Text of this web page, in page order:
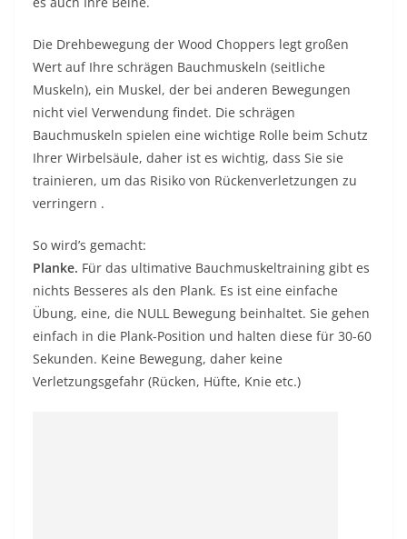
Die Drehbewegung der Wood Choppers legt großen
Wert auf Ihre schrägen Bauchmuskeln (seitliche
Muskeln), ein Muskel, der bei anderen Bewegungen
nicht viel Verwendung findet. Die schrägen
Bauchmuskeln spielen eine wichtige Rolle beim Schutz
Ihrer Wirbelsäule, daher ist es wichtig, dass Sie sie
trainieren, um das Risiko von Rückenverletzungen zu
verringern .
So wird’s gemacht:
Planke. Für das ultimative Bauchmuskeltraining gibt es
nichts Besseres als den Plank. Es ist eine einfache
Übung, eine, die NULL Bewegung beinhaltet. Sie gehen
einfach in die Plank-Position und halten diese für 30-60
Sekunden. Keine Bewegung, daher keine
Verletzungsgefahr (Rücken, Hüfte, Knie etc.)